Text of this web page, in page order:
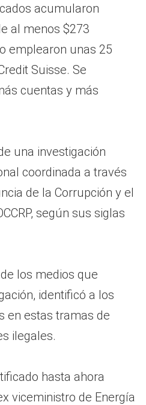
acumularon
al menos $273
emplearon unas 25
Suisse. Se
cuentas y más
una investigación
coordinada a través
de la Corrupción y el
según sus siglas
los medios que
identificó a los
en estas tramas de
ilegales.
hasta ahora
viceministro de Energía